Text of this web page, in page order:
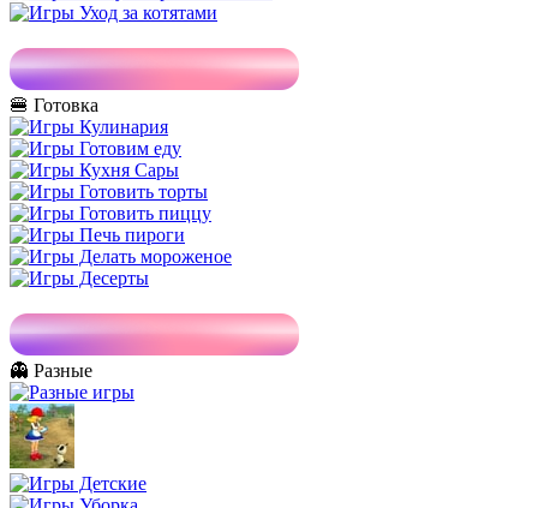
🍔 Готовка
👻 Разные